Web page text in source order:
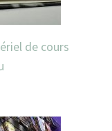
de cours